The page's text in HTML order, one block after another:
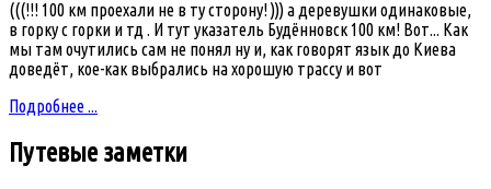
(((!!! 100 км проехали не в ту сторону! ))) а деревушки одинаковые,
в горку с горки и тд . И тут указатель Будённовск 100 км! Вот... Как
мы там очутились сам не понял ну и, как говорят язык до Киева
доведёт, кое-как выбрались на хорошую трассу и вот
Подробнее ...
Путевыезаметки